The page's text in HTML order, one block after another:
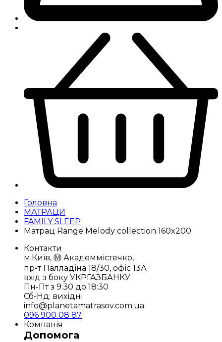
Головна
МАТРАЦИ
FAMILY SLEEP
Матрац Range Melody collection 160x200
Контакти
м.Київ, Ⓜ️ Академмістечко,
пр-т Палладіна 18/30, офіс 13А
вхід з боку УКРГАЗБАНКУ
Пн-Пт з 9:30 до 18:30
Сб-Нд: вихідні
info@planetamatrasov.com.ua
096 900 08 87
Компанія
Допомога